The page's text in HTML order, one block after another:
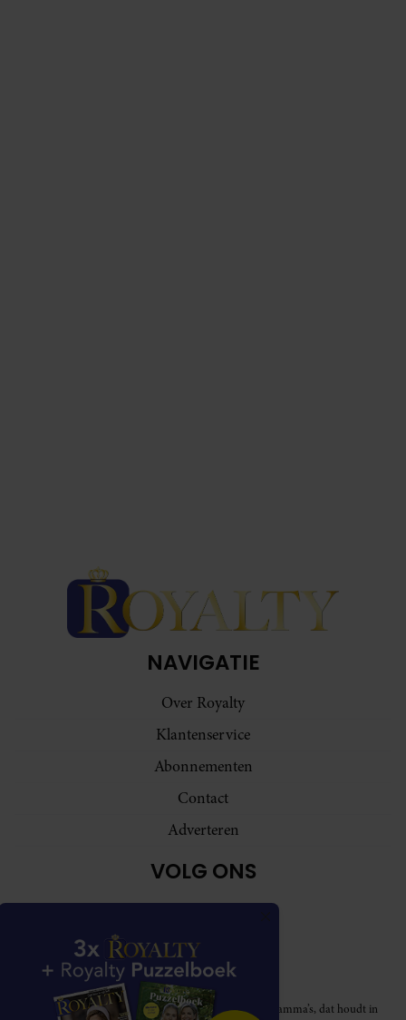
NAVIGATIE
Over Royalty
Klantenservice
Abonnementen
Contact
Adverteren
VOLG ONS
Royalty participeert in diverse affiliate marketing programma’s, dat houdt in